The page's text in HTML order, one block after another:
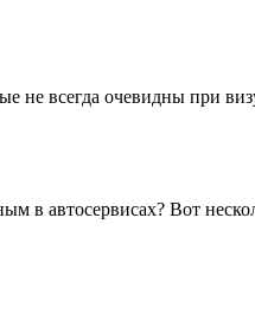
не всегда очевидны при
в автосервисах? Вот